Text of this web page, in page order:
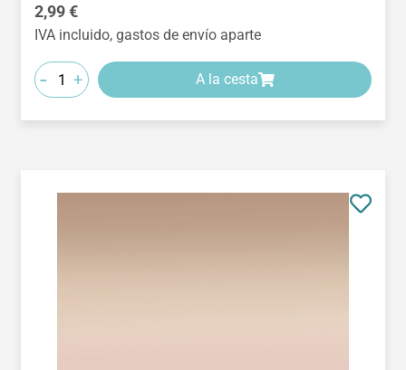
Precio normal:
2,99 €
IVA incluido, gastos de envío aparte
- + A la cesta